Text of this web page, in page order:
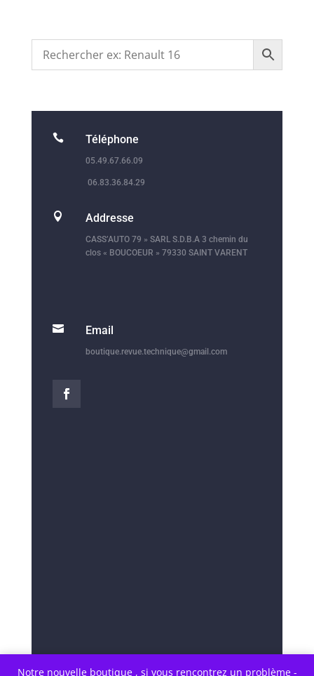
Notre nouvelle boutique , si vous rencontrez un problème -
 Téléphone
05.49.67.66.09
06.83.36.84.29
 Addresse
CASS’AUTO 79 » SARL S.D.B.A 3 chemin du
clos « BOUCOEUR » 79330 SAINT VARENT
 Email
boutique.revue.technique@gmail.com